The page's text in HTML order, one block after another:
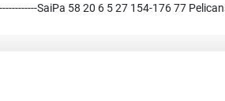
SaiPa 58 20 6 5 27 154-176 77